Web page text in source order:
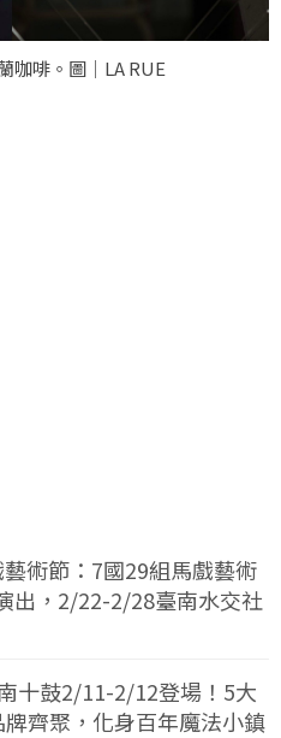
咖啡。圖｜LA RUE
藝術節：7國29組馬戲藝術
出，2/22-2/28臺南水交社
十鼓2/11-2/12登場！5大
齊聚，化身百年魔法小鎮